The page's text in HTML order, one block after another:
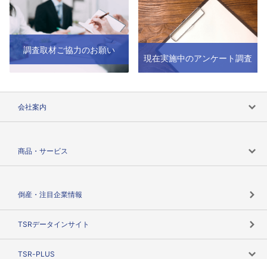
調査取材ご協力のお願い
現在実施中のアンケート調査
会社案内
商品・サービス
倒産・注目企業情報
TSRデータインサイト
TSR-PLUS